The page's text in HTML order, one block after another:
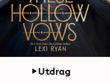
Utdrag